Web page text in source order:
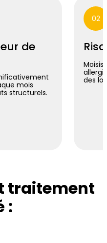
de
mois
structurels.
02
des
traitement
: